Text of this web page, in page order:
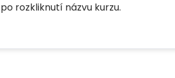
po rozkliknutí názvu kurzu.